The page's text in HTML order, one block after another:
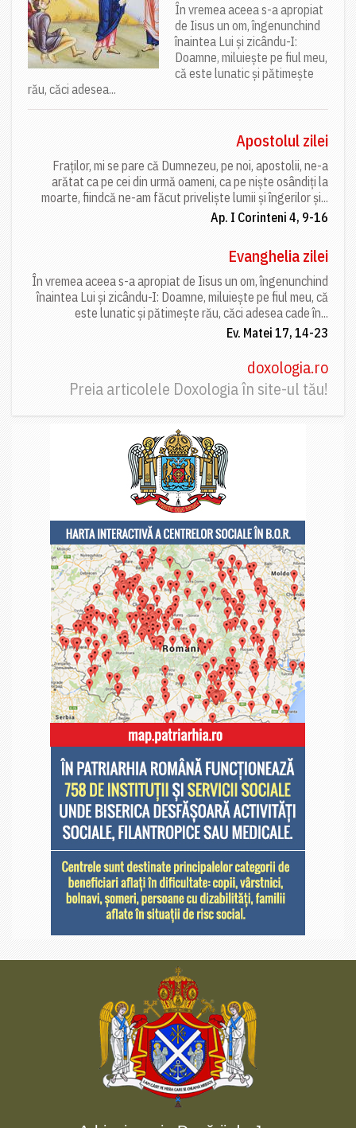
În vremea aceea s-a apropiat
de Iisus un om, îngenunchind
înaintea Lui și zicându-I:
Doamne, miluiește pe fiul meu,
că este lunatic și pătimește
rău, căci adesea...
Apostolul zilei
Fraților, mi se pare că Dumnezeu, pe noi, apostolii, ne-a
arătat ca pe cei din urmă oameni, ca pe niște osândiți la
moarte, fiindcă ne-am făcut priveliște lumii și îngerilor și...
Ap. I Corinteni 4, 9-16
Evanghelia zilei
În vremea aceea s-a apropiat de Iisus un om, îngenunchind
înaintea Lui și zicându-I: Doamne, miluiește pe fiul meu, că
este lunatic și pătimește rău, căci adesea cade în...
Ev. Matei 17, 14-23
doxologia.ro
Preia articolele Doxologia în site-ul tău!